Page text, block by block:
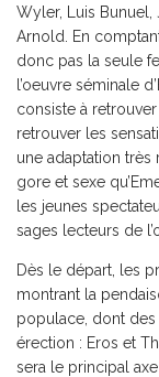
Wyler, Luis Bunuel,
Arnold. En
donc pas la seule
l’oeuvre séminale
consiste à
retrouver les
une adaptation très
gore et sexe
les jeunes
sages lecteurs de
Dès le départ, les
montrant la
populace, dont
érection : Eros et
sera le principal